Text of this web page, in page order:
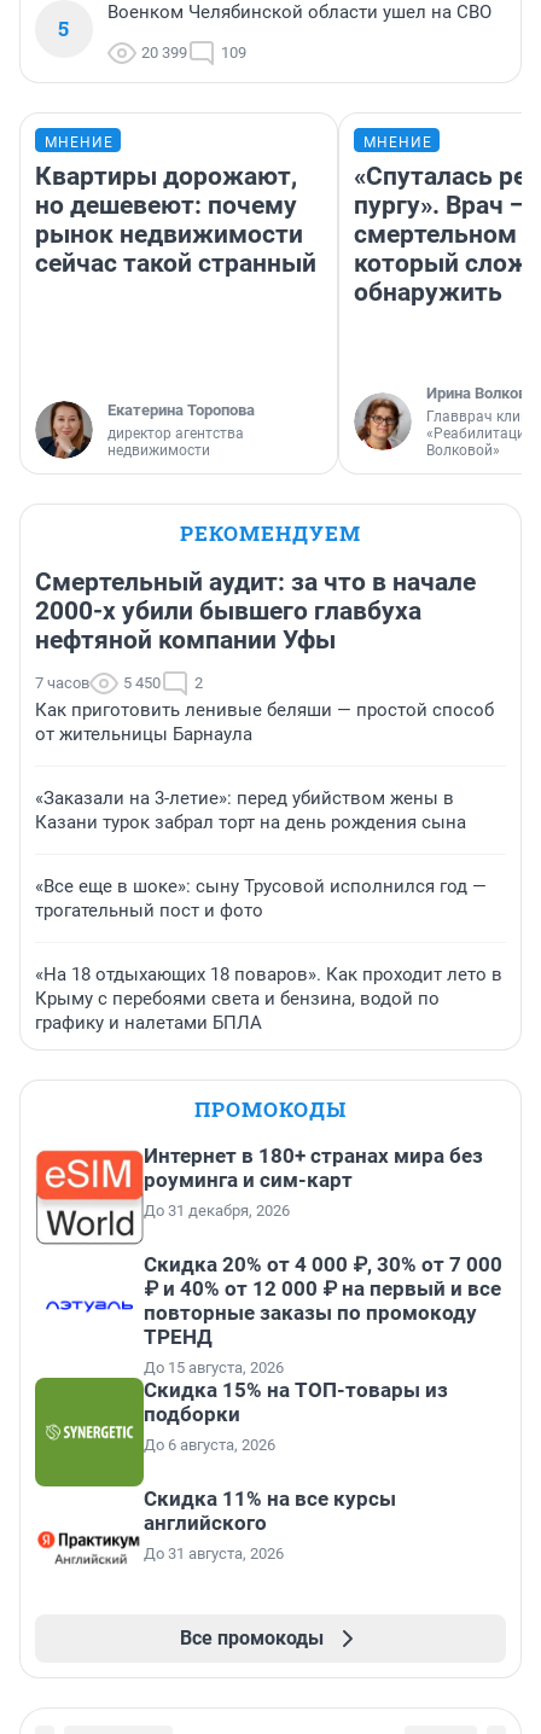
5
Военком Челябинской области ушел на СВО
20 399 109
МНЕНИЕ
Квартиры дорожают,
но дешевеют: почему
рынок недвижимости
сейчас такой странный
Екатерина Торопова
директор агентства
недвижимости
МНЕНИЕ
«Спуталась
пургу». Врач —
смертельном
который
обнаружить
Ирина Волкова
Главврач
«Реабилитация
Волковой»
РЕКОМЕНДУЕМ
Смертельный аудит: за что в начале
2000-х убили бывшего главбуха
нефтяной компании Уфы
7 часов 5 450 2
Как приготовить ленивые беляши — простой способ
от жительницы Барнаула
«Заказали на 3-летие»: перед убийством жены в
Казани турок забрал торт на день рождения сына
«Все еще в шоке»: сыну Трусовой исполнился год —
трогательный пост и фото
«На 18 отдыхающих 18 поваров». Как проходит лето в
Крыму с перебоями света и бензина, водой по
графику и налетами БПЛА
ПРОМОКОДЫ
Интернет в 180+ странах мира без
роуминга и сим-карт
До 31 декабря, 2026
Скидка 20% от 4 000 ₽, 30% от 7 000
₽ и 40% от 12 000 ₽ на первый и все
повторные заказы по промокоду
ТРЕНД
До 15 августа, 2026
Скидка 15% на ТОП-товары из
подборки
До 6 августа, 2026
Скидка 11% на все курсы
английского
До 31 августа, 2026
Все промокоды